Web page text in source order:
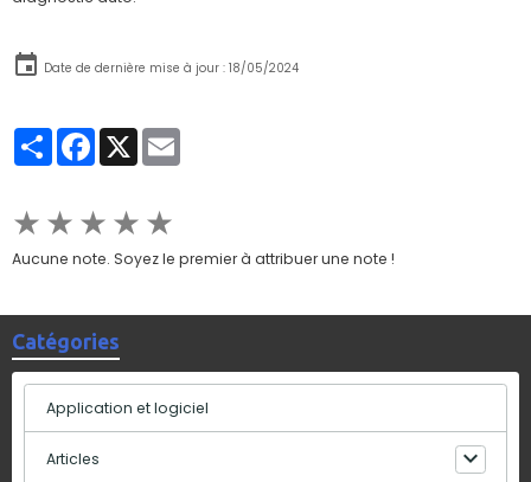
Date de dernière mise à jour : 18/05/2024
PartagerFacebook
X
★★★★★
Aucune note. Soyez le premier à attribuer une note !
Catégories
Application et logiciel
Articles